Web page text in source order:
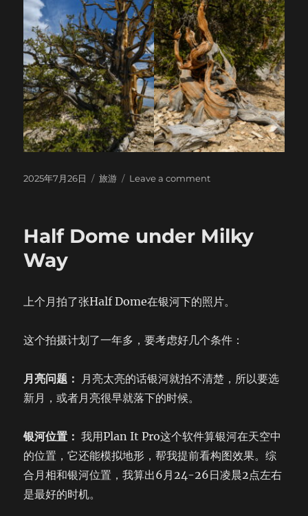
Posted
2025年7月26日 Categories
旅游 Leave a commenton
Forest
Half Dome under Milky
Way
上个月拍了张Half Dome在银河下的照片。
这个拍摄计划了一年多，要考虑好几个条件：
月亮问题：
月亮太亮的话银河就拍不清楚，所以要选
新月，或者月亮很早就落下的时候。
银河位置： 我用Plan It Pro这个软件算银河在天空中
的位置，它还能模拟地形，帮我提前看构图效果。综
合月相和银河位置，我算出6月24-26日凌晨2点左右
是最好的时机。